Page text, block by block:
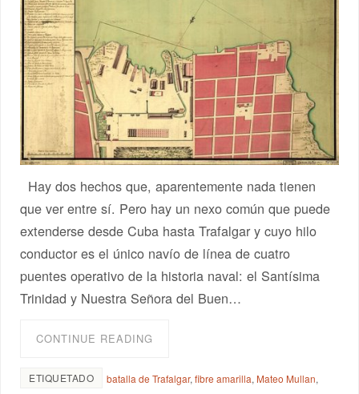
Hay dos hechos que, aparentemente nada tienen
que ver entre sí. Pero hay un nexo común que puede
extenderse desde Cuba hasta Trafalgar y cuyo hilo
conductor es el único navío de línea de cuatro
puentes operativo de la historia naval: el Santísima
Trinidad y Nuestra Señora del Buen…
CONTINUE READING
ETIQUETADO batalla de Trafalgar,fibre amarilla, Mateo Mullan,